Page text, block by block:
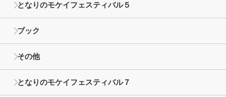
となりのモケイフェスティバル５
ブック
その他
となりのモケイフェスティバル７